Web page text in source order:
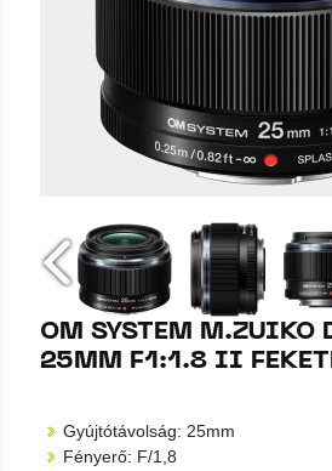
OM SYSTEM M.ZUIKO
25MM F1:1.8 II
Gyújtótávolság: 25mm
Fényerő: F/1,8